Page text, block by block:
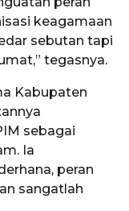
keagamaan
sebutan tapi
tegasnya.
Kabupaten
sebagai
Ia
peran
sangatlah